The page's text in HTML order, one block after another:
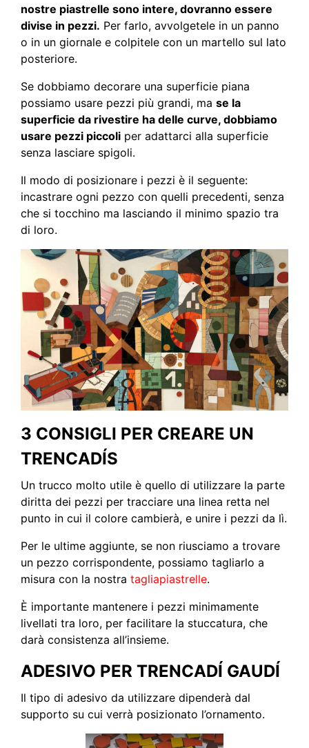
nostre piastrelle sono intere, dovranno essere
divise in pezzi. Per farlo, avvolgetele in un panno
o in un giornale e colpitele con un martello sul lato
posteriore.
Se dobbiamo decorare una superficie piana
possiamo usare pezzi più grandi, ma se la
superficie da rivestire ha delle curve, dobbiamo
usare pezzi piccoli per adattarci alla superficie
senza lasciare spigoli.
Il modo di posizionare i pezzi è il seguente:
incastrare ogni pezzo con quelli precedenti, senza
che si tocchino ma lasciando il minimo spazio tra
di loro.
3 CONSIGLI PER CREARE UN
TRENCADÍS
Un trucco molto utile è quello di utilizzare la parte
diritta dei pezzi per tracciare una linea retta nel
punto in cui il colore cambierà, e unire i pezzi da lì.
Per le ultime aggiunte, se non riusciamo a trovare
un pezzo corrispondente, possiamo tagliarlo a
misura con la nostra tagliapiastrelle.
È importante mantenere i pezzi minimamente
livellati tra loro, per facilitare la stuccatura, che
darà consistenza all’insieme.
ADESIVO PER TRENCADÍ GAUDÍ
Il tipo di adesivo da utilizzare dipenderà dal
supporto su cui verrà posizionato l’ornamento.